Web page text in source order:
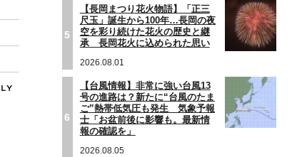
5
【長岡まつり花火物語】「正三
尺玉」誕生から100年…長岡の夜
空を彩り続けた花火の歴史と継
承 長岡花火に込められた思い
2026.08.01
6
【台風情報】非常に強い台風13
号の進路は？新たに“台風のたま
ご”熱帯低気圧も発生 気象予報
士「お盆前後に影響も。最新情
報の確認を」
2026.08.05